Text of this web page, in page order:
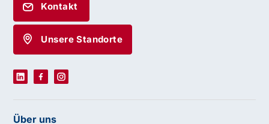
Kontakt
Unsere Standorte
Über uns